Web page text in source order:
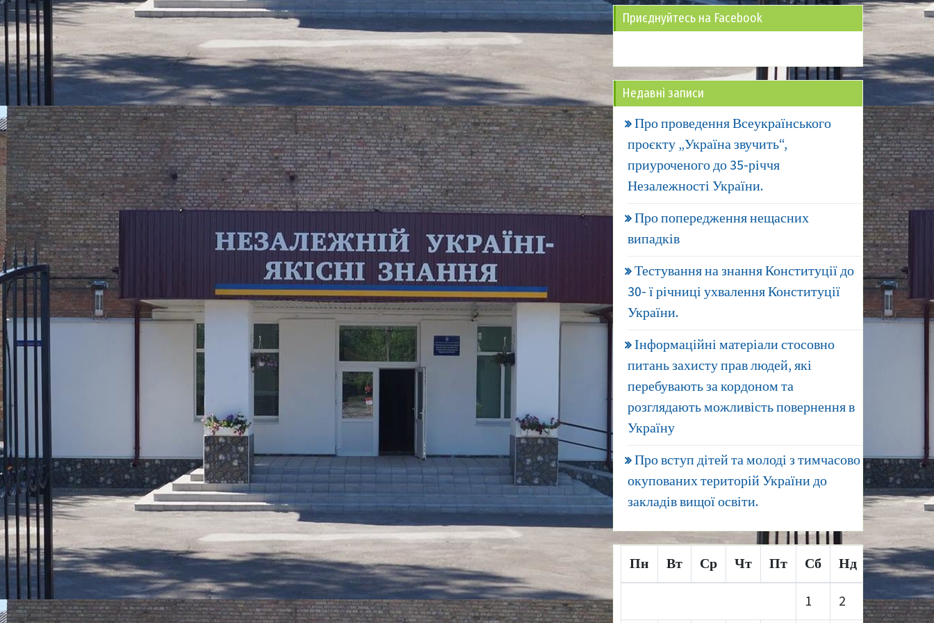
Приєднуйтесь на Facebook
Недавні записи
Про проведення Всеукраїнського
проєкту „Україна звучить“,
приуроченого до 35-річчя
Незалежності України.
Про попередження нещасних
випадків
Тестування на знання Конституції до
30- ї річниці ухвалення Конституції
України.
Інформаційні матеріали стосовно
питань захисту прав людей, які
перебувають за кордоном та
розглядають можливість повернення в
Україну
Про вступ дітей та молоді з тимчасово
окупованих територій України до
закладів вищої освіти.
Пн Вт Ср Чт Пт Сб Нд
1 2